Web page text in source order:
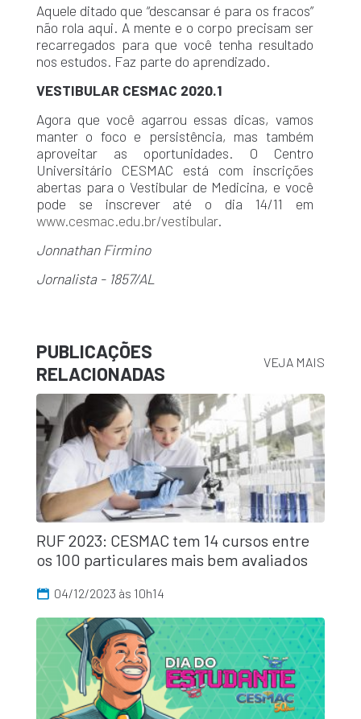
Aquele ditado que “descansar é para os fracos”
não rola aqui. A mente e o corpo precisam ser
recarregados para que você tenha resultado
nos estudos. Faz parte do aprendizado.
VESTIBULAR CESMAC 2020.1
Agora que você agarrou essas dicas, vamos
manter o foco e persistência, mas também
aproveitar as oportunidades. O Centro
Universitário CESMAC está com inscrições
abertas para o Vestibular de Medicina, e você
pode se inscrever até o dia 14/11 em
www.cesmac.edu.br/vestibular.
Jonnathan Firmino
Jornalista - 1857/AL
PUBLICAÇÕES
RELACIONADAS
VEJA MAIS
RUF 2023: CESMAC tem 14 cursos entre
os 100 particulares mais bem avaliados
04/12/2023 às 10h14